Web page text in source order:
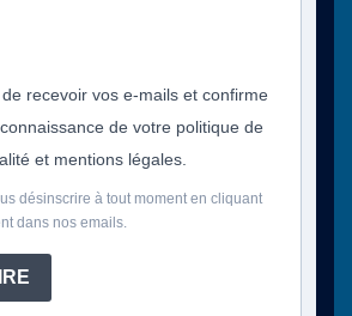
de recevoir vos e-mails et confirme
de votre politique de
et mentions légales.
désinscrire à tout moment en cliquant
dans nos emails.